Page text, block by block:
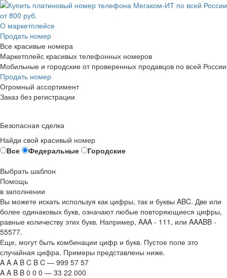
О маркетплейсе
Продать номер
Все красивые номера
Маркетплейс красивых телефонных номеров
Мобильные и городские от проверенных продавцов по всей России
Продать номер
Огромный ассортимент
Заказ без регистрации
Безопасная сделка
Найди свой красивый номер
Все
Федеральные
Городские
Выбрать шаблон
Помощь
в заполнении
Вы можете искать используя как цифры, так и буквы ABC. Две или
более одинаковых букв, означают любые повторяющиеся цифры,
равные количеству этих букв. Например, AAA - 111 , или AAABB -
55577.
Еще, могут быть комбинации цифр и букв. Пустое поле это
случайная цифра. Примеры представлены ниже.
A A A B C B C — 999 57 57
A A B B 0 0 0 — 33 22 000